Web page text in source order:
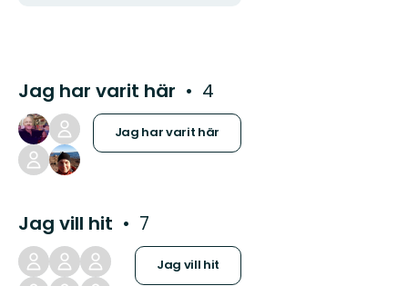
Jag har varit här 4
Jag har varit här
Jag vill hit 7
Jag vill hit